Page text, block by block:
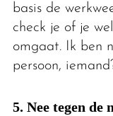
basis de
check je of je
omgaat. Ik ben
persoon,
5. Nee tegen de